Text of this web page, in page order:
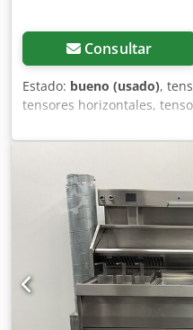
Consultar
Estado: bueno (usado),
tensores horizontales,
sujeción, tensores
143C8H0 -Cantidad: 4
unidad -Peso: 2,1 kg/